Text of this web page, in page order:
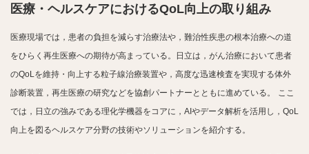
医療・ヘルスケアにおけるQoL向上の取り組み
医療現場では，患者の負担を減らす治療法や，難治性疾患の根本治療への道
をひらく再生医療への期待が高まっている。日立は，がん治療において患者
のQoLを維持・向上する粒子線治療装置や，高度な迅速検査を実現する体外
診断装置，再生医療の研究などを協創パートナーとともに進めている。
ここ
では，日立の強みである理化学機器をコアに，AIやデータ解析を活用し，QoL
向上を図るヘルスケア分野の技術やソリューションを紹介する。